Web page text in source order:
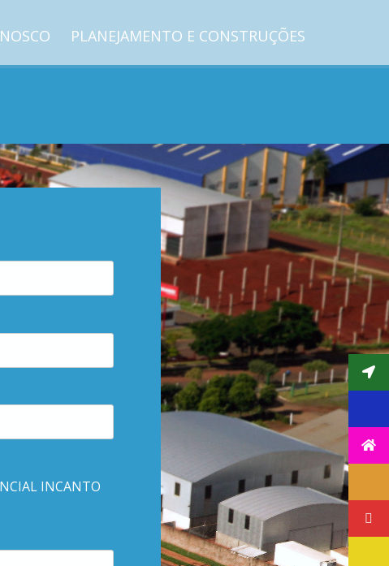
PLANEJAMENTO E CONSTRUÇÕES
INCANTO